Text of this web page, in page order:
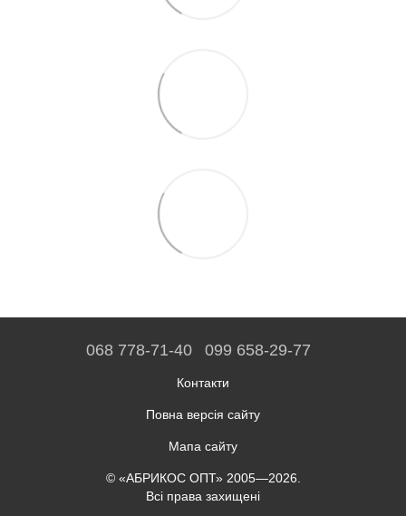
068 778-71-40 099 658-29-77
Контакти
Повна версія сайту
Мапа сайту
© «АБРИКОС ОПТ» 2005—2026.
Всі права захищені